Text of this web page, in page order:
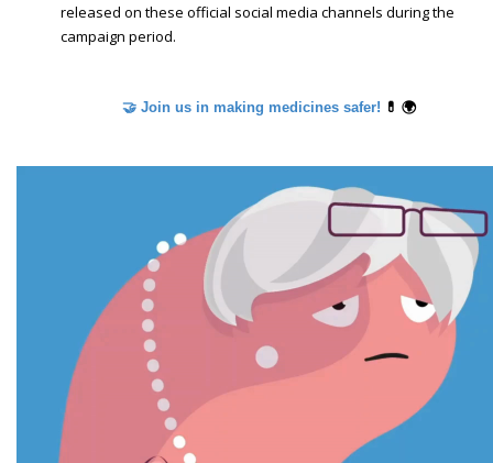
released on these official social media channels during the
campaign period.
🤝 Join us in making medicines safer! 💊 🌍